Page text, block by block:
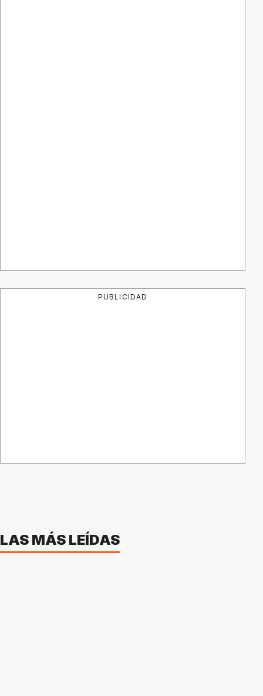
PUBLICIDAD
LAS MÁS LEÍDAS